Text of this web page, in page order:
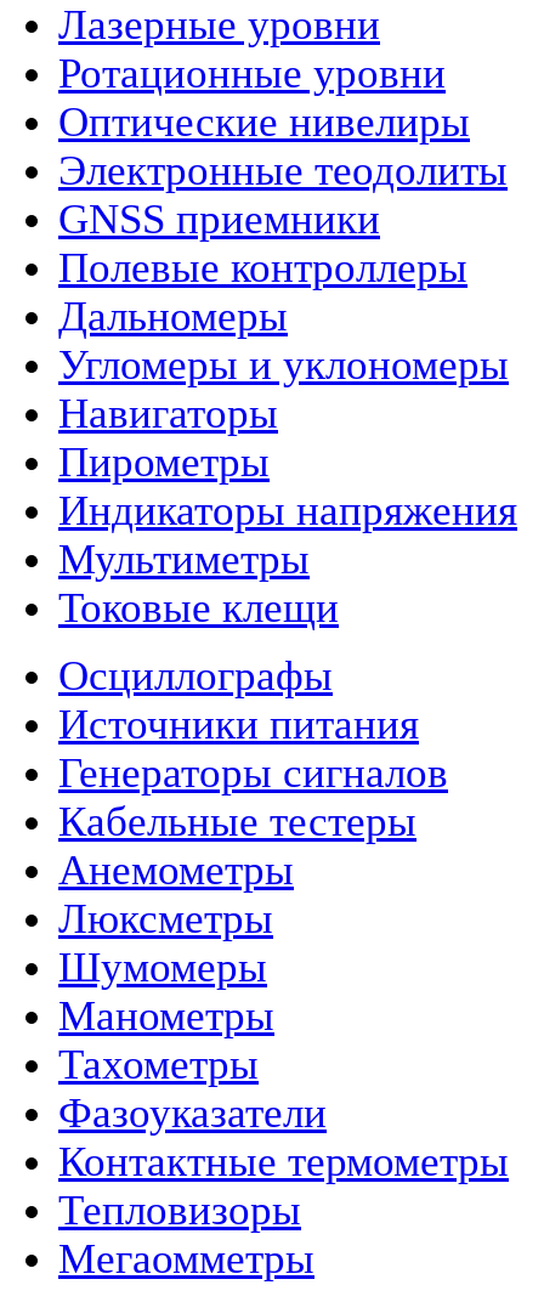
Лазерные уровни
Ротационные уровни
Оптические нивелиры
Электронные теодолиты
GNSS приемники
Полевые контроллеры
Дальномеры
Угломеры и уклономеры
Навигаторы
Пирометры
Индикаторы напряжения
Мультиметры
Токовые клещи
Осциллографы
Источники питания
Генераторы сигналов
Кабельные тестеры
Анемометры
Люксметры
Шумомеры
Манометры
Тахометры
Фазоуказатели
Контактные термометры
Тепловизоры
Мегаомметры